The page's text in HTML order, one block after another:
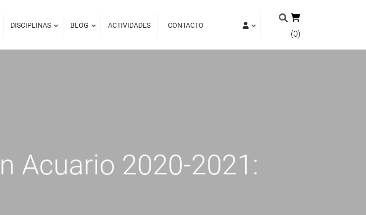
DISCIPLINAS BLOG ACTIVIDADES CONTACTO
(0)
Acuario 2020-2021: